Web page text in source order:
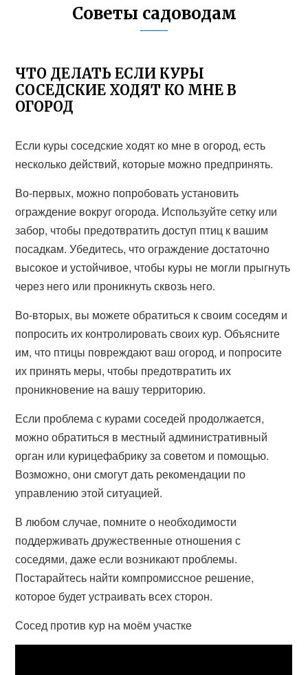
Советы садоводам
ЧТО ДЕЛАТЬ ЕСЛИ КУРЫ
СОСЕДСКИЕ ХОДЯТ КО МНЕ В
ОГОРОД
Если куры соседские ходят ко мне в огород, есть
несколько действий, которые можно предпринять.
Во-первых, можно попробовать установить
ограждение вокруг огорода. Используйте сетку или
забор, чтобы предотвратить доступ птиц к вашим
посадкам. Убедитесь, что ограждение достаточно
высокое и устойчивое, чтобы куры не могли прыгнуть
через него или проникнуть сквозь него.
Во-вторых, вы можете обратиться к своим соседям и
попросить их контролировать своих кур. Объясните
им, что птицы повреждают ваш огород, и попросите
их принять меры, чтобы предотвратить их
проникновение на вашу территорию.
Если проблема с курами соседей продолжается,
можно обратиться в местный административный
орган или курицефабрику за советом и помощью.
Возможно, они смогут дать рекомендации по
управлению этой ситуацией.
В любом случае, помните о необходимости
поддерживать дружественные отношения с
соседями, даже если возникают проблемы.
Постарайтесь найти компромиссное решение,
которое будет устраивать всех сторон.
Сосед против кур на моём участке